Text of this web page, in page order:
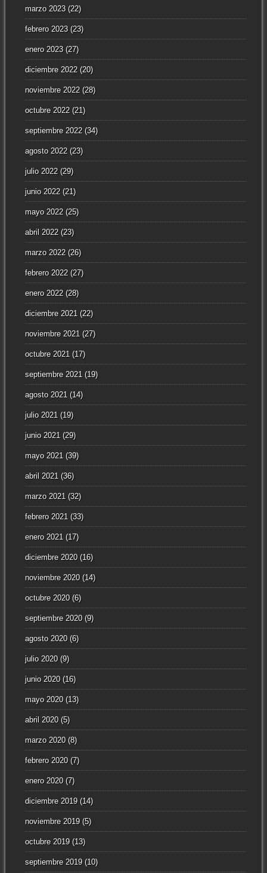
marzo 2023(22)
febrero 2023(23)
enero 2023(27)
diciembre 2022(20)
noviembre 2022(28)
octubre 2022(21)
septiembre 2022(34)
agosto 2022(23)
julio 2022(29)
junio 2022(21)
mayo 2022(25)
abril 2022(23)
marzo 2022(26)
febrero 2022(27)
enero 2022(28)
diciembre 2021 (22)
noviembre 2021 (27)
octubre 2021 (17)
septiembre 2021 (19)
agosto 2021 (14)
julio 2021 (19)
junio 2021 (29)
mayo 2021 (39)
abril 2021 (36)
marzo 2021 (32)
febrero 2021 (33)
enero 2021 (17)
diciembre 2020(16)
noviembre 2020(14)
octubre 2020(6)
septiembre 2020(9)
agosto 2020(6)
julio 2020(9)
junio 2020(16)
mayo 2020(13)
abril 2020(5)
marzo 2020(8)
febrero 2020(7)
enero 2020(7)
diciembre 2019(14)
noviembre 2019(5)
octubre 2019(13)
septiembre 2019(10)